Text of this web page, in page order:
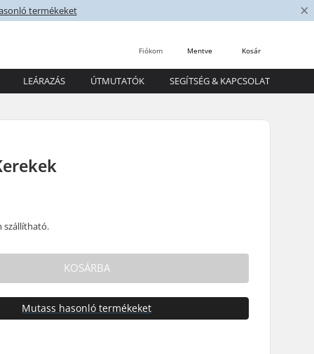
termékeket ×
Kosár
Mentve
Fiókom
LEÁRAZÁS ÚTMUTATÓK SEGÍTSÉG & KAPCSOLAT
szállítható.
KOSÁRBA
Mutass hasonló termékeket